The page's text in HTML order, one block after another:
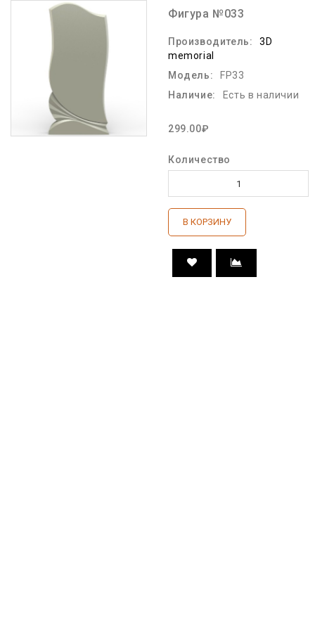
Фигура №033
Производитель:
3D
memorial
Модель:
FP33
Наличие:
Есть в наличии
299.00₽
Количество
В КОРЗИНУ